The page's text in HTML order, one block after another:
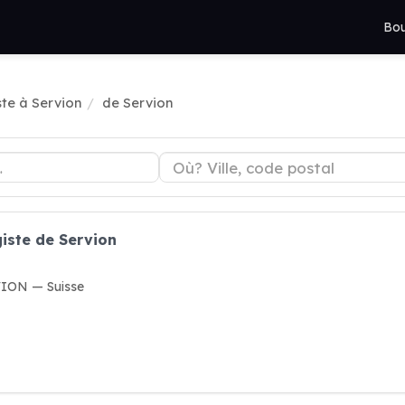
à Servion de Servion
de Servion
— Suisse